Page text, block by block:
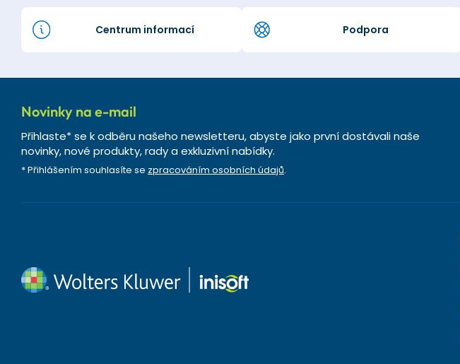
Centrum informací Podpora
Novinky na e-mail
Přihlaste* se k odběru našeho newsletteru, abyste jako první dostávali naše
novinky, nové produkty, rady a exkluzivní nabídky.
* Přihlášením souhlasíte se zpracováním osobních údajů.